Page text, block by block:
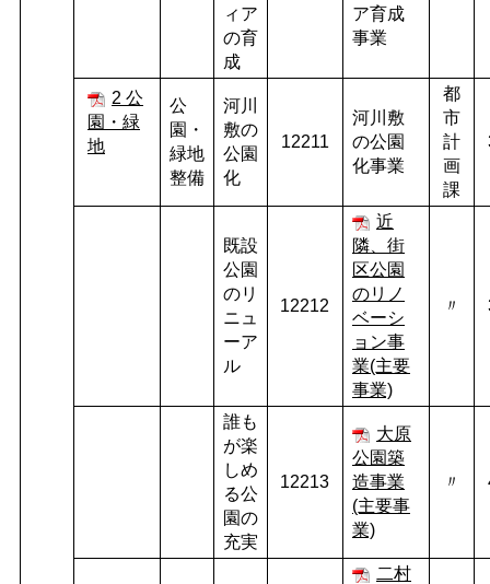
ィア
の育
成
ア育成
事業
2 公
園・緑
地
公
園・
緑地
整備
河川
敷の
公園
化
12211
河川敷
の公園
化事業
都
市
計
画
課
既設
公園
のリ
ニュ
ーア
ル
12212
近
隣、街
区公園
のリノ
ベーシ
ョン事
業(主要
事業)
〃
誰も
が楽
しめ
る公
園の
充実
12213
大原
公園築
造事業
(主要事
業)
〃
二村